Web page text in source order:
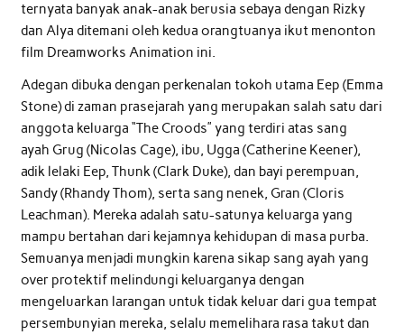
ternyata banyak anak-anak berusia sebaya dengan Rizky
dan Alya ditemani oleh kedua orangtuanya ikut menonton
film Dreamworks Animation ini.
Adegan dibuka dengan perkenalan tokoh utama Eep (Emma
Stone) di zaman prasejarah yang merupakan salah satu dari
anggota keluarga “The Croods” yang terdiri atas sang
ayah Grug (Nicolas Cage), ibu, Ugga (Catherine Keener),
adik lelaki Eep, Thunk (Clark Duke), dan bayi perempuan,
Sandy (Rhandy Thom), serta sang nenek, Gran (Cloris
Leachman). Mereka adalah satu-satunya keluarga yang
mampu bertahan dari kejamnya kehidupan di masa purba.
Semuanya menjadi mungkin karena sikap sang ayah yang
over protektif melindungi keluarganya dengan
mengeluarkan larangan untuk tidak keluar dari gua tempat
persembunyian mereka, selalu memelihara rasa takut dan